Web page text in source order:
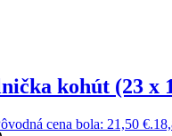
kohút (23 x
cena bola: 21,50 €.